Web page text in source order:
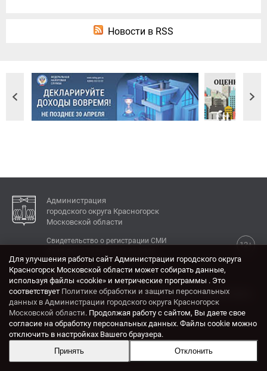
Новости в RSS
Администрация
городского округа Красногорск
Московской области
12+
Свидетельство о регистрации СМИ
КОНТАКТЫ
Адрес: 143404, Московская область, г. Красногорск,
ул. Ленина, дом 4.
Электронная почта:
krasrn@mosreg.ru
Разработка и поддержка сайта ADN
Для улучшения работы сайт Администрации городского округа
Красногорск Московской области может собирать данные,
используя файлы «cookie» и метрические программы . Это
соответствует Политике обработки и защиты персональных
данных в Администрации городского округа Красногорск
Московской области. Продолжая работу с сайтом, Вы даете свое
согласие на обработку персональных данных. Файлы cookie можно
отключить в настройках Вашего браузера.
Принять
Отклонить